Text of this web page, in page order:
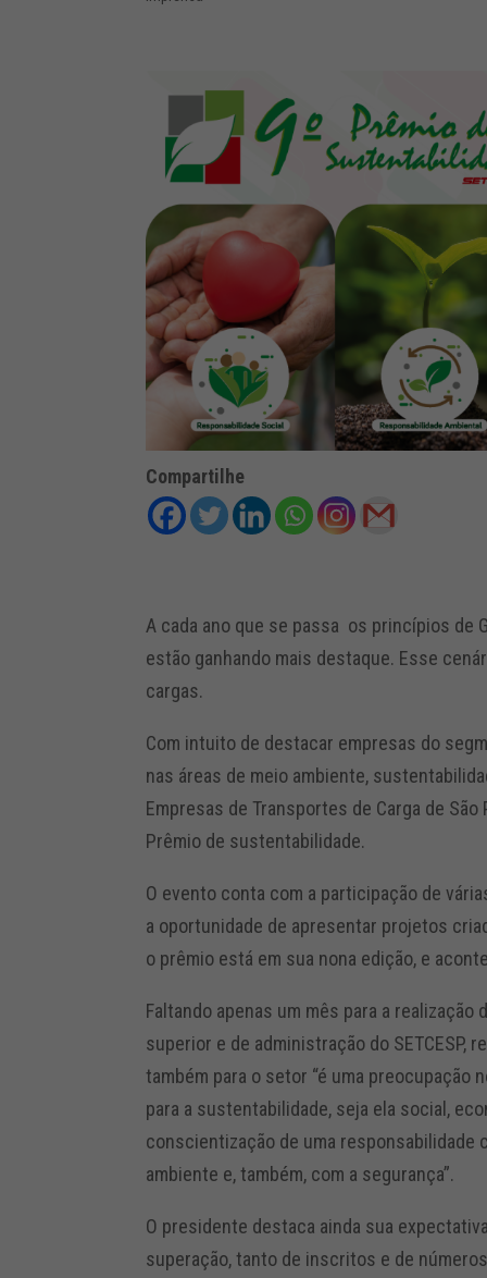
Compartilhe
A cada ano que se passa os princípios de
estão ganhando mais destaque. Esse
cargas.
Com intuito de destacar empresas do
nas áreas de meio ambiente,
Empresas de Transportes de Carga de São
Prêmio de sustentabilidade.
O evento conta com a participação de
a oportunidade de apresentar projetos
o prêmio está em sua nona edição, e
Faltando apenas um mês para a
superior e de administração do SETCESP,
também para o setor “é uma
para a sustentabilidade, seja ela social,
conscientização de uma responsabilidade
ambiente e, também, com a segurança”.
O presidente destaca ainda sua
superação, tanto de inscritos e de